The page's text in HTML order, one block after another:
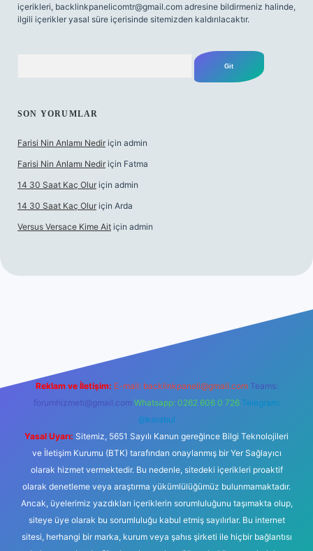
içerikleri, backlinkpanelicomtr@gmail.com adresine bildirmeniz halinde,
ilgili içerikler yasal süre içerisinde sitemizden kaldırılacaktır.
SON YORUMLAR
Farisi Nin Anlamı Nedir için admin
Farisi Nin Anlamı Nedir için Fatma
14 30 Saat Kaç Olur için admin
14 30 Saat Kaç Olur için Arda
Versus Versace Kime Ait için admin
Reklam ve İletişim: E-mail: backlinkpaneli@gmail.com Teams:
forumhizmeti@gmail.com Whatsapp: 0262 606 0 726 Telegram:
@karabul
Yasal Uyarı: Sitemiz, 5651 Sayılı Kanun gereğince Bilgi Teknolojileri
ve İletişim Kurumu (BTK) tarafından onaylanmış bir Yer Sağlayıcı
olarak hizmet vermektedir. Bu nedenle, sitedeki içerikleri proaktif
olarak denetleme veya araştırma yükümlülüğümüz bulunmamaktadır.
Ancak, üyelerimiz yazdıkları içeriklerin sorumluluğunu taşımakta olup,
siteye üye olarak bu sorumluluğu kabul etmiş sayılırlar. Bu internet
sitesi, herhangi bir marka, kurum veya şahıs şirketi ile hiçbir bağlantısı